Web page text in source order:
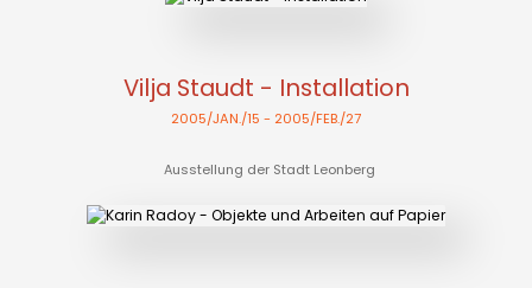
Vilja Staudt - Installation
2005/JAN./15 - 2005/FEB./27
Ausstellung der Stadt Leonberg